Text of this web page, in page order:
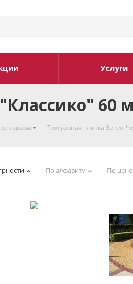
Услуги
60
товары - Тротуарная плитка Зенит
По алфавиту По цене